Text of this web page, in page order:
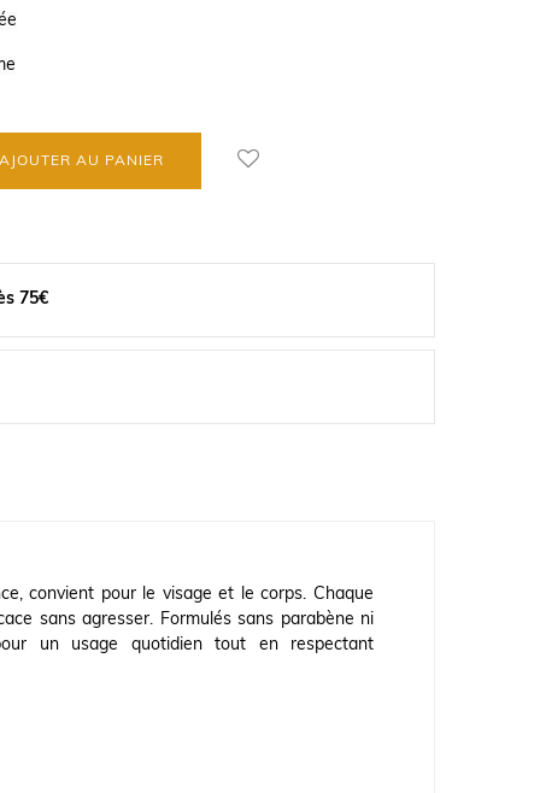
AJOUTER AU PANIER
75€
convient pour le visage et le corps. Chaque
sans agresser. Formulés sans parabène ni
un usage quotidien tout en respectant